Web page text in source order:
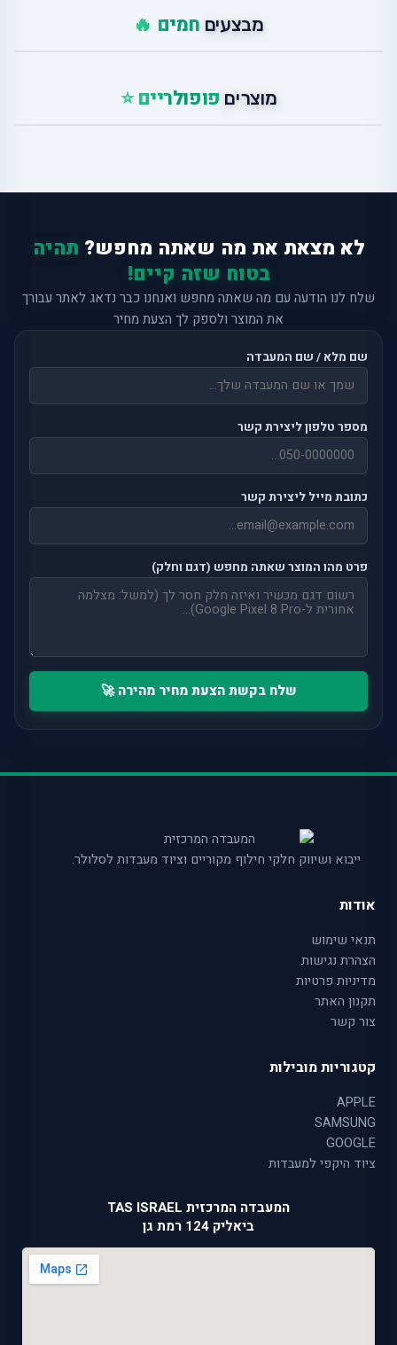
מבצעים חמים 🔥
מוצרים פופולריים ⭐
לא מצאת את מה שאתה מחפש? תהיה
בטוח שזה קיים!
שלח לנו הודעה עם מה שאתה מחפש ואנחנו כבר נדאג לאתר עבורך
את המוצר ולספק לך הצעת מחיר
שם מלא / שם המעבדה
מספר טלפון ליצירת קשר
כתובת מייל ליצירת קשר
פרט מהו המוצר שאתה מחפש (דגם וחלק)
שלח בקשת הצעת מחיר מהירה 🚀
ייבוא ושיווק חלקי חילוף מקוריים וציוד מעבדות לסלולר.
אודות
תנאי שימוש
הצהרת נגישות
מדיניות פרטיות
תקנון האתר
צור קשר
קטגוריות מובילות
APPLE
SAMSUNG
GOOGLE
ציוד היקפי למעבדות
המעבדה המרכזית TAS ISRAEL
ביאליק 124 רמת גן